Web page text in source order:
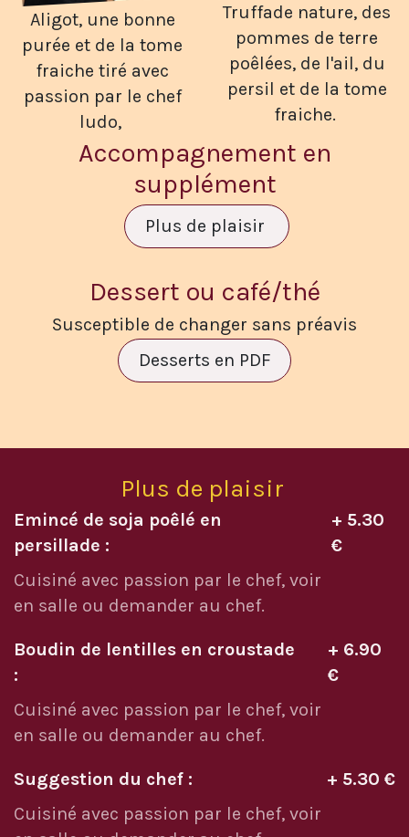
Aligot, une bonne
purée et de la tome
fraiche tiré avec
passion par le chef
ludo,
Truffade nature, des
pommes de terre
poêlées, de l'ail, du
persil et de la tome
fraiche.
Accompagnement en
supplément
Plus de plaisir
Dessert ou café/thé
Susceptible de changer sans préavis
Desserts en PDF
Plus de plaisir
Emincé de soja poêlé en
persillade :
+ 5.30
€
Cuisiné avec passion par le chef, voir
en salle ou demander au chef.
Boudin de lentilles en croustade
:
+ 6.90
€
Cuisiné avec passion par le chef, voir
en salle ou demander au chef.
Suggestion du chef :
+ 5.30 €
Cuisiné avec passion par le chef, voir